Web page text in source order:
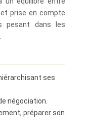
prise en compte
pesant dans les
ses
négociation.
préparer son